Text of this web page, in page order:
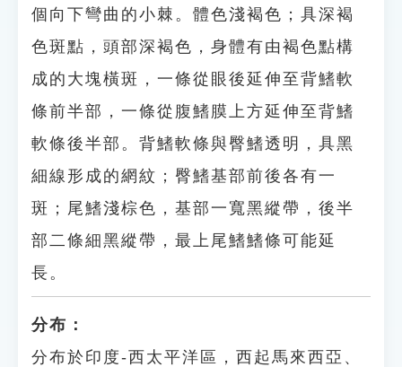
個向下彎曲的小棘。體色淺褐色；具深褐
色斑點，頭部深褐色，身體有由褐色點構
成的大塊橫斑，一條從眼後延伸至背鰭軟
條前半部，一條從腹鰭膜上方延伸至背鰭
軟條後半部。背鰭軟條與臀鰭透明，具黑
細線形成的網紋；臀鰭基部前後各有一
斑；尾鰭淺棕色，基部一寬黑縱帶，後半
部二條細黑縱帶，最上尾鰭鰭條可能延
長。
分布：
分布於印度-西太平洋區，西起馬來西亞、